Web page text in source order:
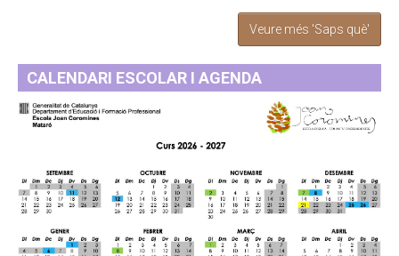
Veure més 'Saps què'
CALENDARI ESCOLAR I AGENDA